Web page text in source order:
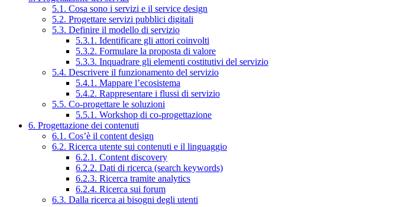
5.1. Cosa sono i servizi e il service design
5.2. Progettare servizi pubblici digitali
5.3. Definire il modello di servizio
5.3.1. Identificare gli attori coinvolti
5.3.2. Formulare la proposta di valore
5.3.3. Inquadrare gli elementi costitutivi del servizio
5.4. Descrivere il funzionamento del servizio
5.4.1. Mappare l’ecosistema
5.4.2. Rappresentare i flussi di servizio
5.5. Co-progettare le soluzioni
5.5.1. Workshop di co-progettazione
6. Progettazione dei contenuti
6.1. Cos’è il content design
6.2. Ricerca utente sui contenuti e il linguaggio
6.2.1. Content discovery
6.2.2. Dati di ricerca (search keywords)
6.2.3. Ricerca tramite analytics
6.2.4. Ricerca sui forum
6.3. Dalla ricerca ai bisogni degli utenti